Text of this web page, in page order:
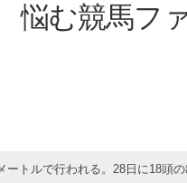
む競馬フ
トルで行われる。28日に18頭